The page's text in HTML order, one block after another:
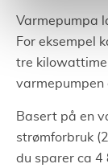
Varmepumpa
For eksempel
tre
varmepumpen
Basert på en
strømforbruk
du sparer ca